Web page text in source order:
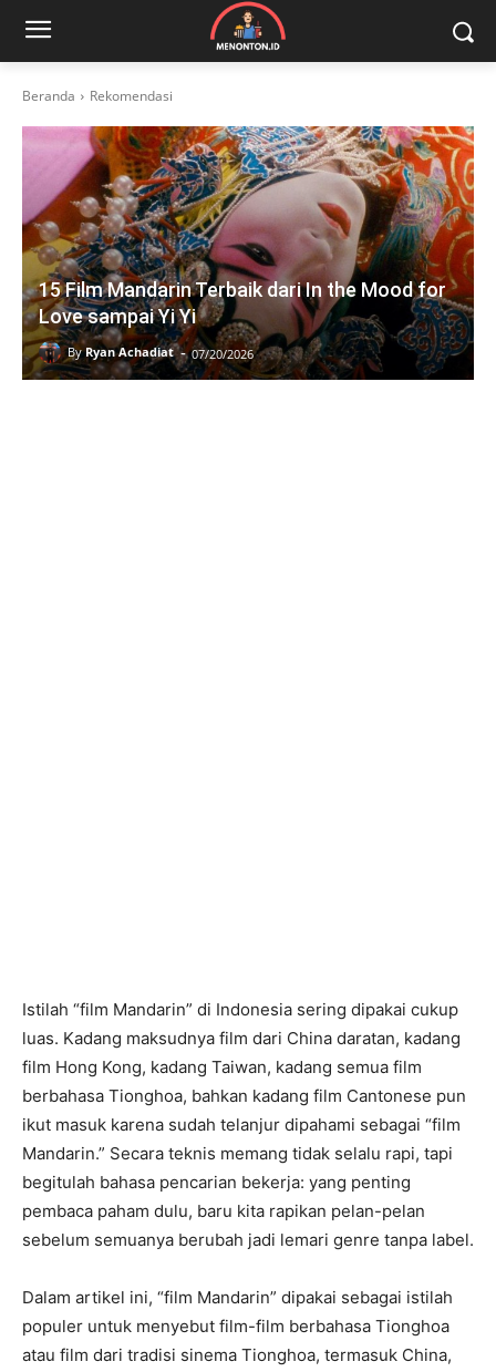
Beranda Rekomendasi
15 Film Mandarin Terbaik dari In the Mood for
Love sampai Yi Yi
By Ryan Achadiat - 07/20/2026
Istilah “film Mandarin” di Indonesia sering dipakai cukup
luas. Kadang maksudnya film dari China daratan, kadang
film Hong Kong, kadang Taiwan, kadang semua film
berbahasa Tionghoa, bahkan kadang film Cantonese pun
ikut masuk karena sudah telanjur dipahami sebagai “film
Mandarin.” Secara teknis memang tidak selalu rapi, tapi
begitulah bahasa pencarian bekerja: yang penting
pembaca paham dulu, baru kita rapikan pelan-pelan
sebelum semuanya berubah jadi lemari genre tanpa label.
Dalam artikel ini, “film Mandarin” dipakai sebagai istilah
populer untuk menyebut film-film berbahasa Tionghoa
atau film dari tradisi sinema Tionghoa, termasuk China,